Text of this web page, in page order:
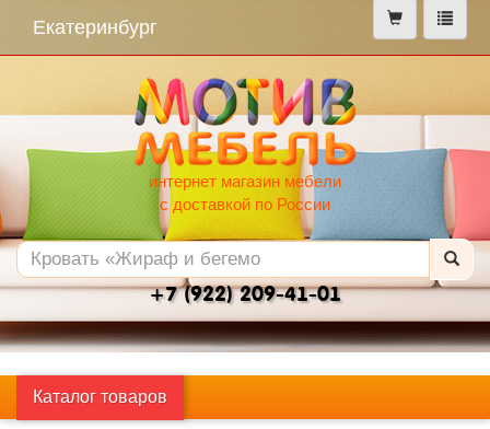
меню
Екатеринбург
интернет магазин мебели
с доставкой по России
+7 (922) 209-41-01
Каталог товаров